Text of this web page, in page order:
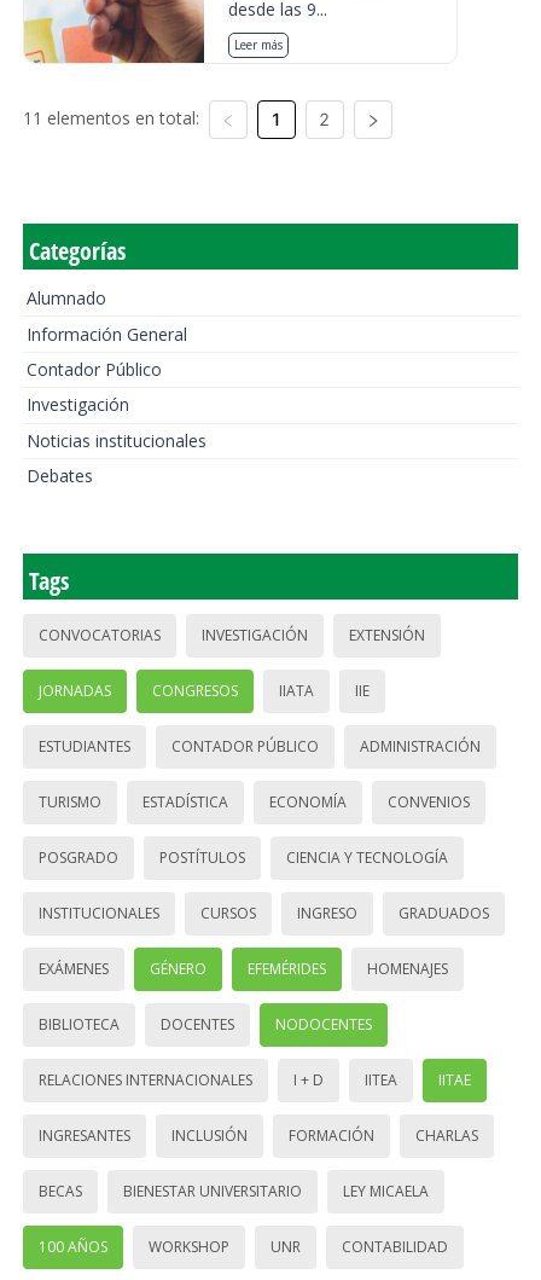
desde las 9...
Leer más
11 elementos en total: 1 2
Categorías
Alumnado
Información General
Contador Público
Investigación
Noticias institucionales
Debates
Tags
CONVOCATORIAS INVESTIGACIÓN EXTENSIÓN
JORNADAS CONGRESOS IIATA IIE
ESTUDIANTES CONTADOR PÚBLICO ADMINISTRACIÓN
TURISMO ESTADÍSTICA ECONOMÍA CONVENIOS
POSGRADO POSTÍTULOS CIENCIA Y TECNOLOGÍA
INSTITUCIONALES CURSOS INGRESO GRADUADOS
EXÁMENES GÉNERO EFEMÉRIDES HOMENAJES
BIBLIOTECA DOCENTES NODOCENTES
RELACIONES INTERNACIONALES I + D IITEA IITAE
INGRESANTES INCLUSIÓN FORMACIÓN CHARLAS
BECAS BIENESTAR UNIVERSITARIO LEY MICAELA
100 AÑOS WORKSHOP UNR CONTABILIDAD